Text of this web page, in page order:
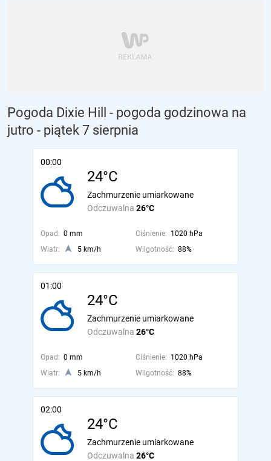
Pogoda Dixie Hill - pogoda godzinowa na
jutro - piątek 7 sierpnia
00:00
24°C
Odczuwalna 26°C
Zachmurzenie umiarkowane
Opad: 0 mm Ciśnienie: 1020 hPa
Wiatr:
5 km/h Wilgotność: 88%
01:00
24°C
Odczuwalna 26°C
Zachmurzenie umiarkowane
Opad: 0 mm Ciśnienie: 1020 hPa
Wiatr:
5 km/h Wilgotność: 88%
02:00
24°C
Odczuwalna 26°C
Zachmurzenie umiarkowane